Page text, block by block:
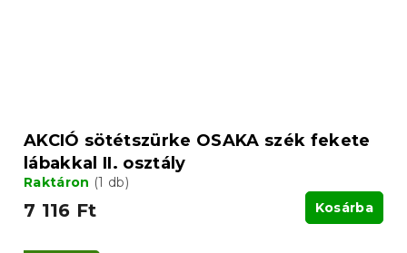
AKCIÓ sötétszürke OSAKA szék fekete
lábakkal II. osztály
Raktáron (1 db)
7 116 Ft Kosárba